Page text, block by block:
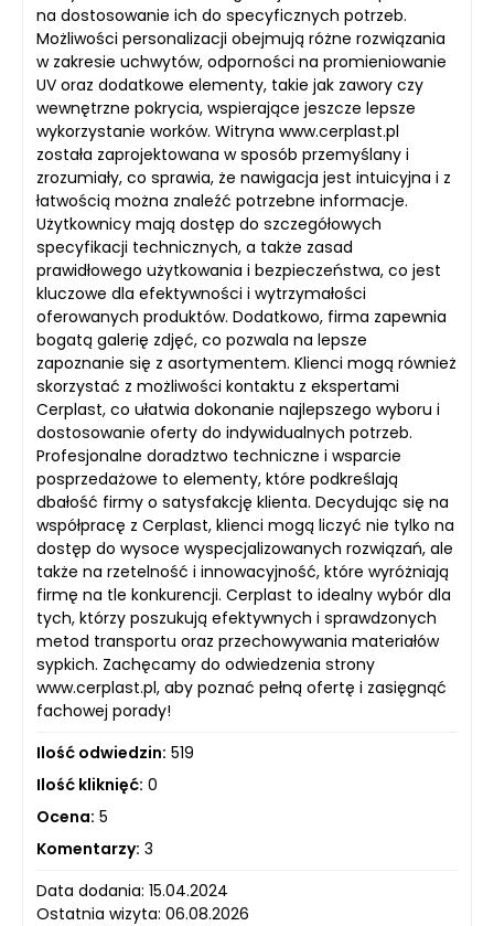
na dostosowanie ich do specyficznych potrzeb.
Możliwości personalizacji obejmują różne rozwiązania
w zakresie uchwytów, odporności na promieniowanie
UV oraz dodatkowe elementy, takie jak zawory czy
wewnętrzne pokrycia, wspierające jeszcze lepsze
wykorzystanie worków. Witryna www.cerplast.pl
została zaprojektowana w sposób przemyślany i
zrozumiały, co sprawia, że nawigacja jest intuicyjna i z
łatwością można znaleźć potrzebne informacje.
Użytkownicy mają dostęp do szczegółowych
specyfikacji technicznych, a także zasad
prawidłowego użytkowania i bezpieczeństwa, co jest
kluczowe dla efektywności i wytrzymałości
oferowanych produktów. Dodatkowo, firma zapewnia
bogatą galerię zdjęć, co pozwala na lepsze
zapoznanie się z asortymentem. Klienci mogą również
skorzystać z możliwości kontaktu z ekspertami
Cerplast, co ułatwia dokonanie najlepszego wyboru i
dostosowanie oferty do indywidualnych potrzeb.
Profesjonalne doradztwo techniczne i wsparcie
posprzedażowe to elementy, które podkreślają
dbałość firmy o satysfakcję klienta. Decydując się na
współpracę z Cerplast, klienci mogą liczyć nie tylko na
dostęp do wysoce wyspecjalizowanych rozwiązań, ale
także na rzetelność i innowacyjność, które wyróżniają
firmę na tle konkurencji. Cerplast to idealny wybór dla
tych, którzy poszukują efektywnych i sprawdzonych
metod transportu oraz przechowywania materiałów
sypkich. Zachęcamy do odwiedzenia strony
www.cerplast.pl, aby poznać pełną ofertę i zasięgnąć
fachowej porady!
Ilość odwiedzin: 519
Ilość kliknięć: 0
Ocena: 5
Komentarzy: 3
Data dodania: 15.04.2024
Ostatnia wizyta: 06.08.2026